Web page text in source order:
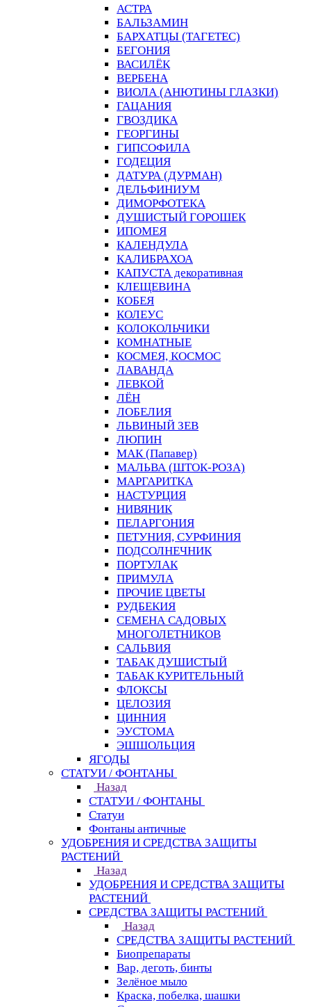
АСТРА
БАЛЬЗАМИН
БАРХАТЦЫ (ТАГЕТЕС)
БЕГОНИЯ
ВАСИЛЁК
ВЕРБЕНА
ВИОЛА (АНЮТИНЫ ГЛАЗКИ)
ГАЦАНИЯ
ГВОЗДИКА
ГЕОРГИНЫ
ГИПСОФИЛА
ГОДЕЦИЯ
ДАТУРА (ДУРМАН)
ДЕЛЬФИНИУМ
ДИМОРФОТЕКА
ДУШИСТЫЙ ГОРОШЕК
ИПОМЕЯ
КАЛЕНДУЛА
КАЛИБРАХОА
КАПУСТА декоративная
КЛЕЩЕВИНА
КОБЕЯ
КОЛЕУС
КОЛОКОЛЬЧИКИ
КОМНАТНЫЕ
КОСМЕЯ, КОСМОС
ЛАВАНДА
ЛЕВКОЙ
ЛЁН
ЛОБЕЛИЯ
ЛЬВИНЫЙ ЗЕВ
ЛЮПИН
МАК (Папавер)
МАЛЬВА (ШТОК-РОЗА)
МАРГАРИТКА
НАСТУРЦИЯ
НИВЯНИК
ПЕЛАРГОНИЯ
ПЕТУНИЯ, СУРФИНИЯ
ПОДСОЛНЕЧНИК
ПОРТУЛАК
ПРИМУЛА
ПРОЧИЕ ЦВЕТЫ
РУДБЕКИЯ
СЕМЕНА САДОВЫХ
МНОГОЛЕТНИКОВ
САЛЬВИЯ
ТАБАК ДУШИСТЫЙ
ТАБАК КУРИТЕЛЬНЫЙ
ФЛОКСЫ
ЦЕЛОЗИЯ
ЦИННИЯ
ЭУСТОМА
ЭШШОЛЬЦИЯ
ЯГОДЫ
СТАТУИ / ФОНТАНЫ
Назад
СТАТУИ / ФОНТАНЫ
Статуи
Фонтаны античные
УДОБРЕНИЯ И СРЕДСТВА ЗАЩИТЫ
РАСТЕНИЙ
Назад
УДОБРЕНИЯ И СРЕДСТВА ЗАЩИТЫ
РАСТЕНИЙ
СРЕДСТВА ЗАЩИТЫ РАСТЕНИЙ
Назад
СРЕДСТВА ЗАЩИТЫ РАСТЕНИЙ
Биопрепараты
Вар, деготь, бинты
Зелёное мыло
Краска, побелка, шашки